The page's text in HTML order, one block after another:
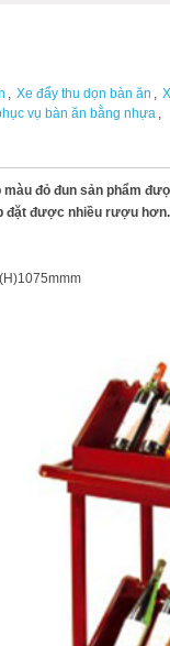
, Xe đẩy thu dọn bàn ăn ,
vụ bàn ăn bằng nhựa ,
đỏ đun sản phẩm
đặt được nhiều rượu hơn.